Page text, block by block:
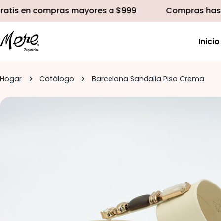
saltar
contenido
compras mayores a $999 Compras hasta 12
Inicio
Hogar Catálogo Barcelona Sandalia Piso Crema